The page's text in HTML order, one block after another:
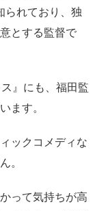
られており、独
とする監督で
』にも、福田監
ます。
ックコメディな
。
って気持ちが高